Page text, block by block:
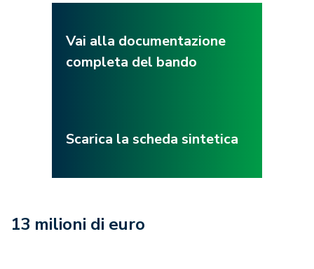
Vai alla documentazione
completa del bando
Scarica la scheda sintetica
13 milioni di euro